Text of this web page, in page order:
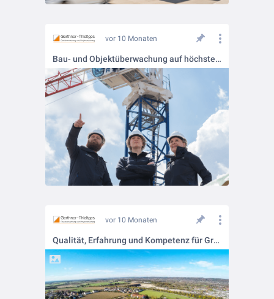
vor 10 Monaten
Bau- und Objektüberwachung auf höchstem Niveau
vor 10 Monaten
Qualität, Erfahrung und Kompetenz für Großprojekte